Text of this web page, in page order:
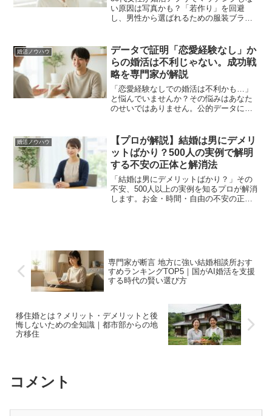
い原因は写真かも？「若作り」を回避
し、男性から選ばれるための服装ブラン
作り方を今すぐチェック。
婚活ノウハウ
データで証明「恋愛経験なし」か
らの婚活は不利じゃない。成功戦
略を専門家が解説
「恋愛経験なしでの婚活は不利かも…」
と悩んでいませんか？その悩みはあなた
のせいではありません。公的データに基
めの、信頼できるガイドです。
婚活ノウハウ
【プロが解説】結婚は男にデメリ
ットばかり？500人の実例で解明
する不安の正体と解消法
「結婚は男にデメリットばかり？」その
不安、500人以上の実例を知るプロが解消
します。お金・時間・自由の不安の正体
専門家が断言 地方に強い結婚相談所おす
すめランキングTOP5｜国がAI婚活を支援
する時代の賢い選び方
移住婚とは？メリット・デメリットと後
悔しないための全知識｜都市部からの地
方移住
コメント